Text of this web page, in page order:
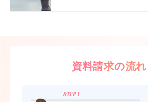
資料請求の流れ